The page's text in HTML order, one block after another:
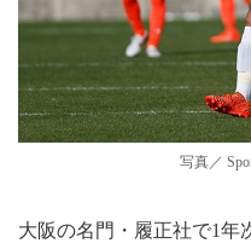
写真／
大阪の名門・履正社で1年